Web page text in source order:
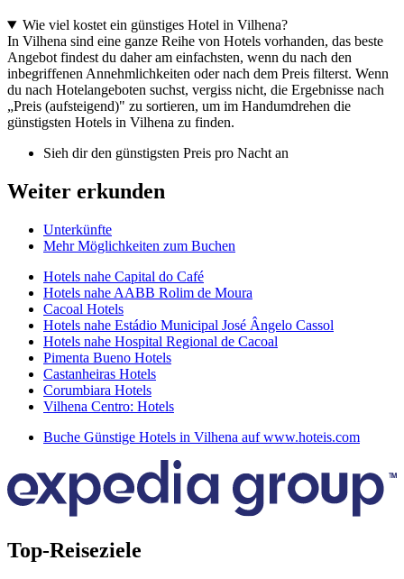
Wie viel kostet ein günstiges Hotel in Vilhena?
In Vilhena sind eine ganze Reihe von Hotels vorhanden, das beste
Angebot findest du daher am einfachsten, wenn du nach den
inbegriffenen Annehmlichkeiten oder nach dem Preis filterst. Wenn
du nach Hotelangeboten suchst, vergiss nicht, die Ergebnisse nach
„Preis (aufsteigend)" zu sortieren, um im Handumdrehen die
günstigsten Hotels in Vilhena zu finden.
Sieh dir den günstigsten Preis pro Nacht an
Weiter erkunden
Unterkünfte
Mehr Möglichkeiten zum Buchen
Hotels nahe Capital do Café
Hotels nahe AABB Rolim de Moura
Cacoal Hotels
Hotels nahe Estádio Municipal José Ângelo Cassol
Hotels nahe Hospital Regional de Cacoal
Pimenta Bueno Hotels
Castanheiras Hotels
Corumbiara Hotels
Vilhena Centro: Hotels
Buche Günstige Hotels in Vilhena auf www.hoteis.com
Top-Reiseziele